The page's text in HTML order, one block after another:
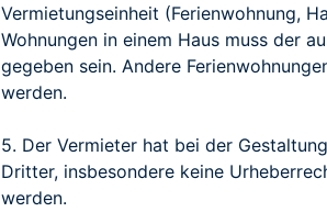
Vermietungseinheit (Ferienwohnung,
Wohnungen in einem Haus muss der
gegeben sein. Andere
werden.
5. Der Vermieter hat bei der
Dritter, insbesondere keine
werden.